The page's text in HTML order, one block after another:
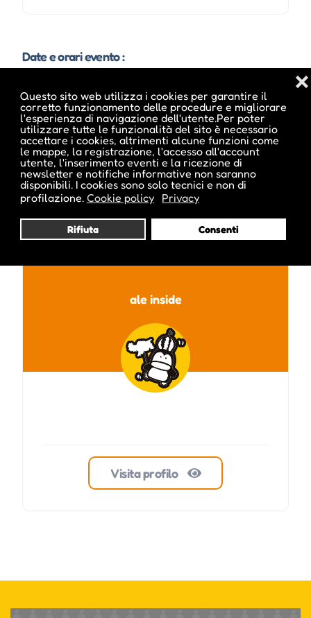
Questo sito web utilizza i cookies per garantire il
corretto funzionamento delle procedure e migliorare
l'esperienza di navigazione dell'utente.Per poter
utilizzare tutte le funzionalità del sito è necessario
accettare i cookies, altrimenti alcune funzioni come
le mappe, la registrazione, l'accesso all'account
utente, l'inserimento eventi e la ricezione di
newsletter e notifiche informative non saranno
disponibili. I cookies sono solo tecnici e non di
profilazione. Cookie policy Privacy
Rifiuta Consenti
❌
Date e orari evento :
Pubblicato da :
ale inside
Visita profilo